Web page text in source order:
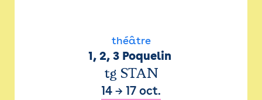
théâtre
1, 2, 3 Poquelin
tg STAN
14 → 17 oct.